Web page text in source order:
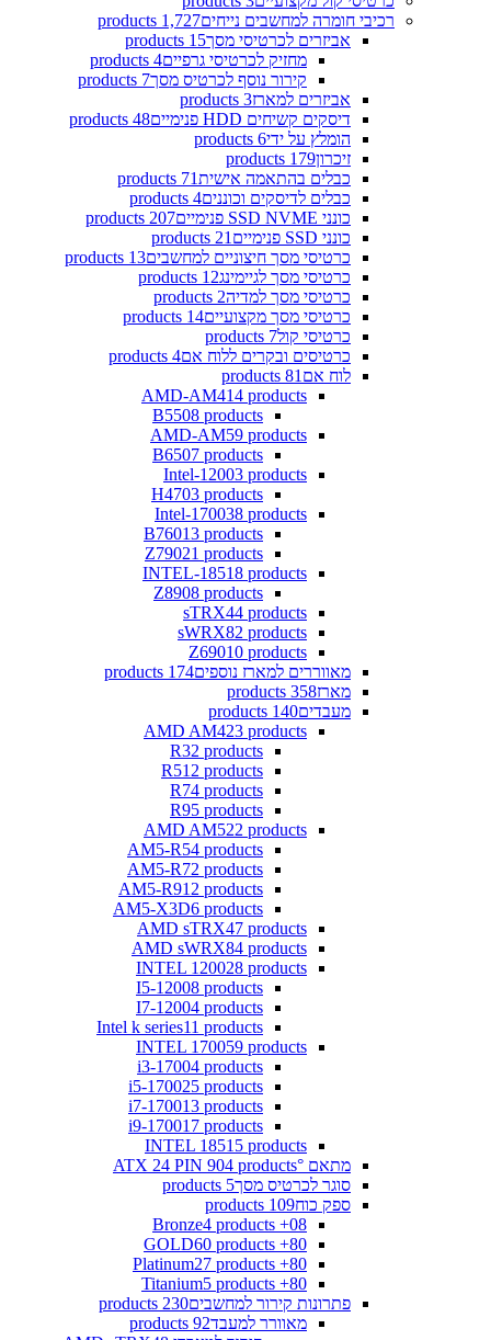
רכיבי חומרה למחשבים נייחים1,727 products
אביזרים לכרטיסי מסך15 products
מחזיק לכרטיסי גרפיים4 products
קירור נוסף לכרטיס מסך7 products
אביזרים למארז3 products
דיסקים קשיחים HDD פנימיים
48 products
הומלץ על ידי6 products
זיכרון179 products
כבלים בהתאמה אישית71 products
כבלים לדיסקים וכוננים4 products
כונני SSD NVME פנימיים
207 products
כונני SSD פנימיים
21 products
כרטיסי מסך חיצוניים למחשבים13 products
כרטיסי מסך לגיימינג12 products
כרטיסי מסך למדיה2 products
כרטיסי מסך מקצועיים14 products
כרטיסי קול7 products
כרטיסים ובקרים ללוח אם4 products
לוח אם 81 products
AMD-AM414 products
B5508 products
AMD-AM59 products
B6507 products
Intel-12003 products
H4703 products
Intel-170038 products
B76013 products
Z79021 products
INTEL-18518 products
Z8908 products
sTRX44 products
sWRX82 products
Z69010 products
מאווררים למארז נוספים174 products
מארז358 products
מעבדים140 products
AMD AM423 products
R32 products
R512 products
R74 products
R95 products
AMD AM522 products
AM5-R54 products
AM5-R72 products
AM5-R912 products
AM5-X3D6 products
AMD sTRX47 products
AMD sWRX84 products
INTEL 120028 products
I5-12008 products
I7-12004 products
Intel k series11 products
INTEL 170059 products
i3-17004 products
i5-170025 products
i7-170013 products
i9-170017 products
INTEL 1851 5 products
מתאם °ATX 24 PIN 904 products
סוגר לכרטיס מסך5 products
ספק כוח109 products
08+ Bronze
4 products
80+ GOLD
60 products
80+ Platinum
27 products
80+ Titanium
5 products
פתרונות קירור למחשבים230 products
מאוורר למעבד92 products